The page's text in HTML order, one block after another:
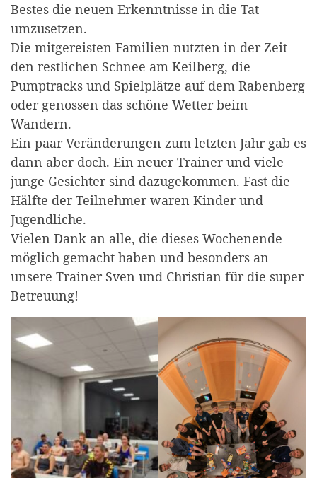
Bestes die neuen Erkenntnisse in die Tat
umzusetzen.
Die mitgereisten Familien nutzten in der Zeit
den restlichen Schnee am Keilberg, die
Pumptracks und Spielplätze auf dem Rabenberg
oder genossen das schöne Wetter beim
Wandern.
Ein paar Veränderungen zum letzten Jahr gab es
dann aber doch. Ein neuer Trainer und viele
junge Gesichter sind dazugekommen. Fast die
Hälfte der Teilnehmer waren Kinder und
Jugendliche.
Vielen Dank an alle, die dieses Wochenende
möglich gemacht haben und besonders an
unsere Trainer Sven und Christian für die super
Betreuung!